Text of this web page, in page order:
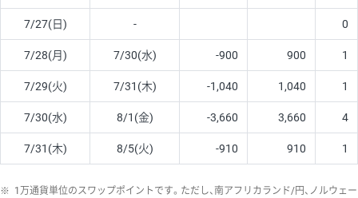
7/27(日) - 0
7/28(月) 7/30(水) -900 900 1
7/29(火) 7/31(木) -1,040 1,040 1
7/30(水) 8/1(金) -3,660 3,660 4
7/31(木) 8/5(火) -910 910 1
※ 1万通貨単位のスワップポイントです。ただし、南アフリカランド/円、ノルウェー